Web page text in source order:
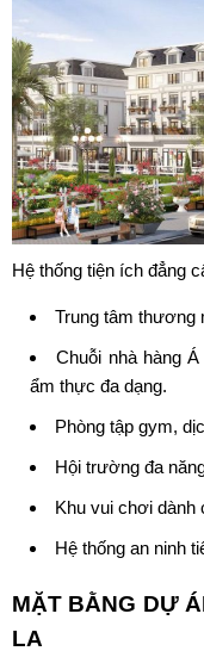
Hệ thống tiện ích đẳng
Trung tâm thương
Chuỗi nhà hàng
ẩm thực đa dạng.
Phòng tập gym,
Hội trường đa
Khu vui chơi dành
Hệ thống an ninh
MẶT BẰNG DỰ
LA